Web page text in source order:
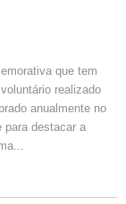
que tem
realizado
anualmente no
para destacar a